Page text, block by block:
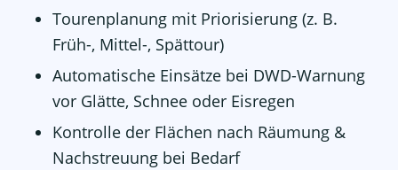
Tourenplanung mit Priorisierung (z. B.
Früh-, Mittel-, Spättour)
Automatische Einsätze bei DWD-Warnung
vor Glätte, Schnee oder Eisregen
Kontrolle der Flächen nach Räumung &
Nachstreuung bei Bedarf